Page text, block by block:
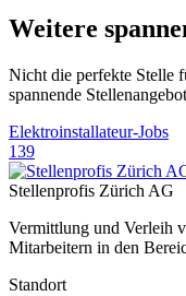
Weitere
Nicht die perfekte Stelle
spannende
Elektroinstallateur-Jobs
139
Stellenprofis Zürich AG
Vermittlung und Verleih
Mitarbeitern in den
Standort